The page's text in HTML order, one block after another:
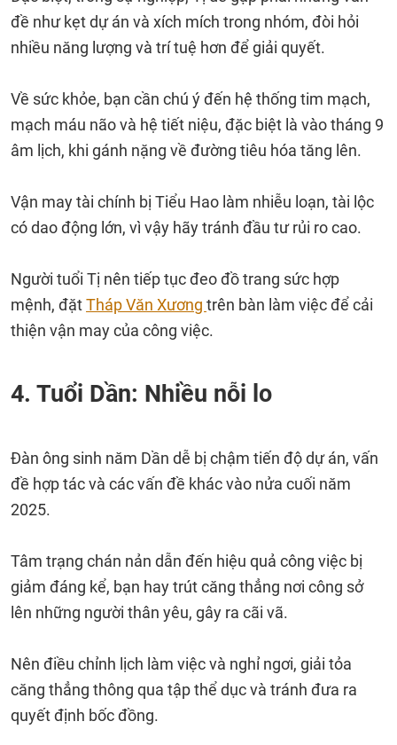
đề như kẹt dự án và xích mích trong nhóm, đòi hỏi
nhiều năng lượng và trí tuệ hơn để giải quyết.
Về sức khỏe, bạn cần chú ý đến hệ thống tim mạch,
mạch máu não và hệ tiết niệu, đặc biệt là vào tháng 9
âm lịch, khi gánh nặng về đường tiêu hóa tăng lên.
Vận may tài chính bị Tiểu Hao làm nhiễu loạn, tài lộc
có dao động lớn, vì vậy hãy tránh đầu tư rủi ro cao.
Người tuổi Tị nên tiếp tục đeo đồ trang sức hợp
mệnh, đặtTháp Văn Xương trên bàn làm việc để cải
thiện vận may của công việc.
4. Tuổi Dần: Nhiều nỗi lo
Đàn ông sinh năm Dần dễ bị chậm tiến độ dự án, vấn
đề hợp tác và các vấn đề khác vào nửa cuối năm
2025.
Tâm trạng chán nản dẫn đến hiệu quả công việc bị
giảm đáng kể, bạn hay trút căng thẳng nơi công sở
lên những người thân yêu, gây ra cãi vã.
Nên điều chỉnh lịch làm việc và nghỉ ngơi, giải tỏa
căng thẳng thông qua tập thể dục và tránh đưa ra
quyết định bốc đồng.